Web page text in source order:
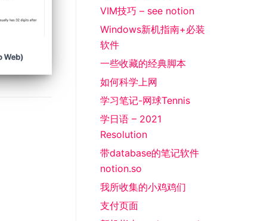
VIM技巧 – see notion
Windows新机指南+必装
软件
一些收藏的经典脚本
如何科学上网
学习笔记-网球Tennis
学日语 – 2021
Resolution
带database的笔记软件
notion.so
我所收集的小鸡鸡们
支付页面